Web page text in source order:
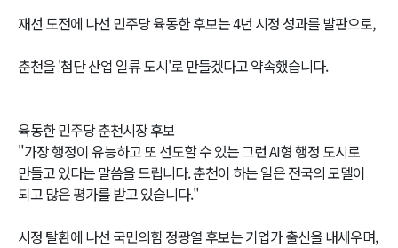
재선 도전에 나선 민주당 육동한 후보는 4년 시정 성과를 발판으로,
춘천을 '첨단 산업 일류 도시'로 만들겠다고 약속했습니다.
육동한 민주당 춘천시장 후보
"가장 행정이 유능하고 또 선도할 수 있는 그런 AI형 행정 도시로
만들고 있다는 말씀을 드립니다. 춘천이 하는 일은 전국의 모델이
되고 많은 평가를 받고 있습니다."
시정 탈환에 나선 국민의힘 정광열 후보는 기업가 출신을 내세우며,